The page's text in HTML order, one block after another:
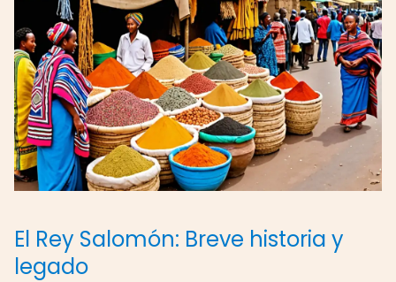
El Rey Salomón: Breve historia y
legado